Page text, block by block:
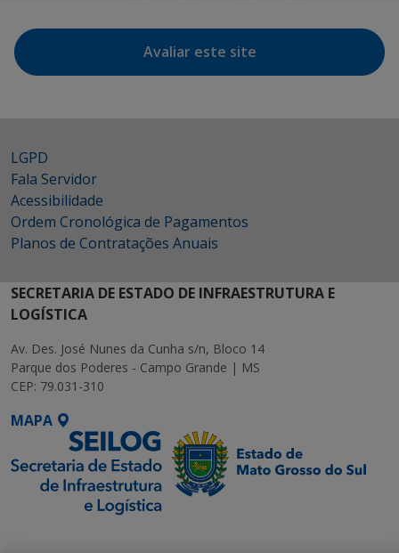
Avaliar este site
LGPD
Fala Servidor
Acessibilidade
Ordem Cronológica de Pagamentos
Planos de Contratações Anuais
SECRETARIA DE ESTADO DE INFRAESTRUTURA E
LOGÍSTICA
Av. Des. José Nunes da Cunha s/n, Bloco 14
Parque dos Poderes - Campo Grande | MS
CEP: 79.031-310
MAPA